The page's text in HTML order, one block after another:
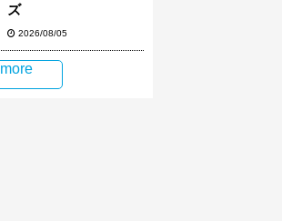
ズ
2026/08/05
more